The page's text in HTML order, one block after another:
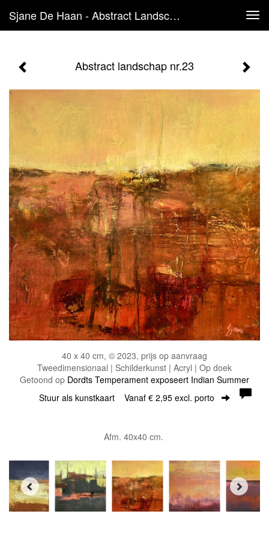
Sjane De Haan - Abstract Landschap Nr.23
Abstract landschap nr.23
40 x 40 cm, © 2023, prijs op aanvraag
Tweedimensionaal | Schilderkunst | Acryl | Op doek
Getoond op Dordts Temperament exposeert Indian Summer
Stuur als kunstkaart Vanaf € 2,95 excl. porto
Afm. 40x40 cm.